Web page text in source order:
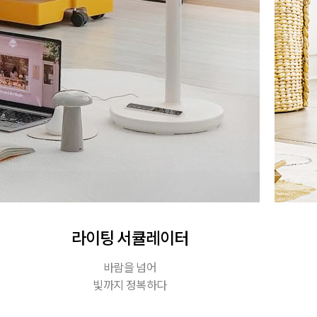
라이팅 서큘레이터
바람을 넘어
빛까지 정복하다